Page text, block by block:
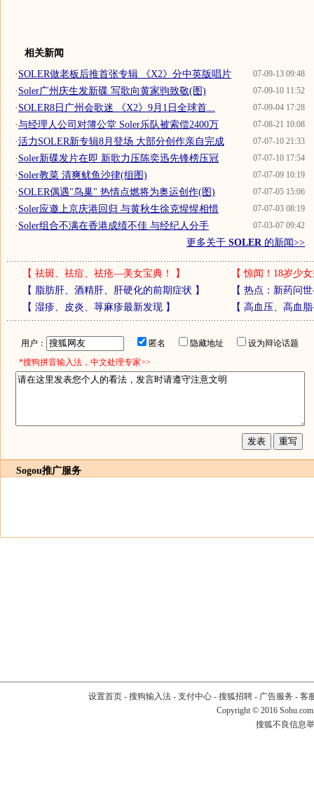
相关新闻
07-09-13 09:48
·SOLER做老板后推首张专辑 《X2》分中英版唱片
07-09-10 11:52
·Soler广州庆生发新碟 写歌向黄家驹致敬(图)
07-09-04 17:28
·SOLER8日广州会歌迷 《X2》9月1日全球首...
07-08-21 10:08
·与经理人公司对簿公堂 Soler乐队被索偿2400万
07-07-10 21:33
·活力SOLER新专辑8月登场 大部分创作亲自完成
07-07-10 17:54
·Soler新碟发片在即 新歌力压陈奕迅先锋榜压冠
07-07-09 10:19
·Soler教菜 清爽鱿鱼沙律(组图)
07-07-05 15:06
·SOLER偶遇"鸟巢" 热情点燃将为奥运创作(图)
07-07-03 08:19
·Soler应邀上京庆港回归 与黄秋生徐克惺惺相惜
07-03-07 09:42
·Soler组合不满在香港成绩不佳 与经纪人分手
更多关于 SOLER 的新闻>>
【 祛斑、祛痘、祛疮—美女宝典！ 】 【惊闻！18岁少
【 脂肪肝、酒精肝、肝硬化的前期症状 】 【 热点：新药问
【 湿疹、皮炎、荨麻疹最新发现】 【 高血压、高血
用户： 匿名 隐藏地址
设为辩论话题
*搜狗拼音输入法，中文处理专家>>
Sogou推广服务
设置首页- 搜狗输入法- 支付中心- 搜狐招聘- 广告服务 - 客
Copyright © 2016
搜狐不良信息